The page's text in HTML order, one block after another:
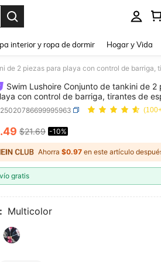
interior y ropa de dormir Hogar y Vida
Swim Lushoire Conjunto de tankini de 2
con control de barriga, tirantes de
en talla grande para mujer
AND
.49 $21.69 -10%
Ahorra $0.97 en este artículo
gratis
Multicolor